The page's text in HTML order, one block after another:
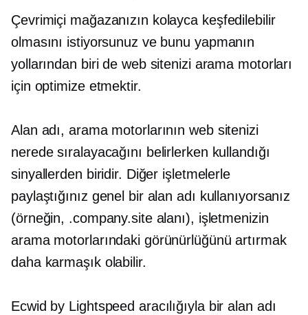
Çevrimiçi mağazanızın kolayca keşfedilebilir
olmasını istiyorsunuz ve bunu yapmanın
yollarından biri de web sitenizi arama motorları
için optimize etmektir.
Alan adı, arama motorlarının web sitenizi
nerede sıralayacağını belirlerken kullandığı
sinyallerden biridir. Diğer işletmelerle
paylaştığınız genel bir alan adı kullanıyorsanız
(örneğin, .company.site alanı), işletmenizin
arama motorlarındaki görünürlüğünü artırmak
daha karmaşık olabilir.
Ecwid by Lightspeed aracılığıyla bir alan adı